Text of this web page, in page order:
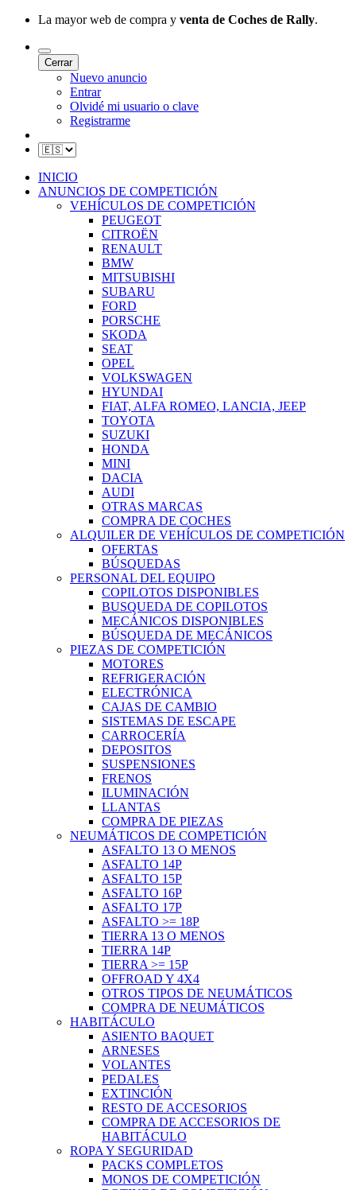
La mayor web de compra y venta de Coches de Rally.
Cerrar
Nuevo anuncio
Entrar
Olvidé mi usuario o clave
Registrarme
INICIO
ANUNCIOS DE COMPETICIÓN
VEHÍCULOS DE COMPETICIÓN
PEUGEOT
CITROËN
RENAULT
BMW
MITSUBISHI
SUBARU
FORD
PORSCHE
SKODA
SEAT
OPEL
VOLKSWAGEN
HYUNDAI
FIAT, ALFA ROMEO, LANCIA, JEEP
TOYOTA
SUZUKI
HONDA
MINI
DACIA
AUDI
OTRAS MARCAS
COMPRA DE COCHES
ALQUILER DE VEHÍCULOS DE COMPETICIÓN
OFERTAS
BÚSQUEDAS
PERSONAL DEL EQUIPO
COPILOTOS DISPONIBLES
BUSQUEDA DE COPILOTOS
MECÁNICOS DISPONIBLES
BÚSQUEDA DE MECÁNICOS
PIEZAS DE COMPETICIÓN
MOTORES
REFRIGERACIÓN
ELECTRÓNICA
CAJAS DE CAMBIO
SISTEMAS DE ESCAPE
CARROCERÍA
DEPOSITOS
SUSPENSIONES
FRENOS
ILUMINACIÓN
LLANTAS
COMPRA DE PIEZAS
NEUMÁTICOS DE COMPETICIÓN
ASFALTO 13 O MENOS
ASFALTO 14P
ASFALTO 15P
ASFALTO 16P
ASFALTO 17P
ASFALTO >= 18P
TIERRA 13 O MENOS
TIERRA 14P
TIERRA >= 15P
OFFROAD Y 4X4
OTROS TIPOS DE NEUMÁTICOS
COMPRA DE NEUMÁTICOS
HABITÁCULO
ASIENTO BAQUET
ARNESES
VOLANTES
PEDALES
EXTINCIÓN
RESTO DE ACCESORIOS
COMPRA DE ACCESORIOS DE
HABITÁCULO
ROPA Y SEGURIDAD
PACKS COMPLETOS
MONOS DE COMPETICIÓN